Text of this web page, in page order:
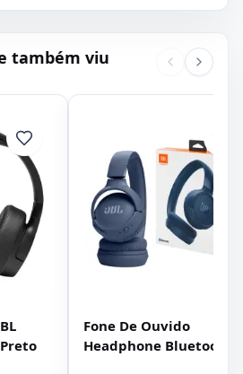
também viu
Fone De Ouvido
Headphone Bluetooth